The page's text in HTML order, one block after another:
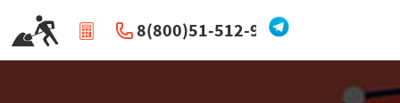
8(800)51-512-96
| Перезвоните мне